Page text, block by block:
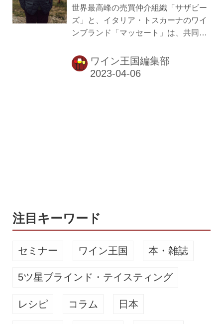
ワインをオンラインオーク
ションで販売（2023年4月
12日～27 日）
世界最高峰の売買仲介組織「サザビー
ズ」と、イタリア・トスカーナのワイ
ンブランド「マッセート」は、共同で
ボトルを出し、限定数をオークション
に出品することにった。マッセート・
ワイン王国編集部
注目キーワード
セミナー ワイン王国 本・雑誌
5ツ星ブラインド・テイスティング
レシピ コラム 日本